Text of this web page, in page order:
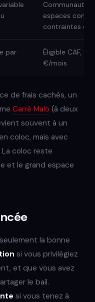
Communauté
espaces
contraintes de
par
Éligible CAF,
€/mois
de frais cachés, un
Carré Malo (à deux
souvent à un
coloc, mais avec
coloc reste
et le grand espace
la bonne
si vous privilégiez
et que vous avez
le bail.
si vous tenez à